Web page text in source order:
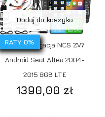
RATY 0%
Dodaj do koszyka
Radio Nawigacja NCS ZV7
Android Seat Altea 2004-
2015 8GB LTE
1390,00 zł